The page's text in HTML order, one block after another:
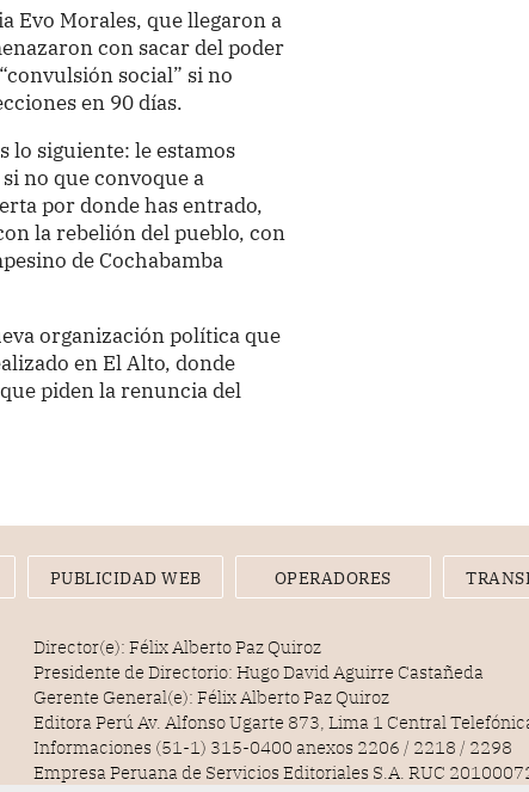
Evo Morales, que llegaron a
con sacar del poder
social” si no
en 90 días.
lo siguiente: le estamos
no que convoque a
por donde has entrado,
la rebelión del pueblo, con
de Cochabamba
organización política que
en El Alto, donde
piden la renuncia del
PUBLICIDAD WEB OPERADORES
Director(e): Félix Alberto Paz Quiroz
Presidente de Directorio: Hugo David Aguirre Castañeda
Gerente General(e): Félix Alberto Paz Quiroz
Editora Perú Av. Alfonso Ugarte 873, Lima 1 Central
Informaciones (51-1) 315-0400 anexos 2206 / 2218 / 2298
Empresa Peruana de Servicios Editoriales S.A. RUC